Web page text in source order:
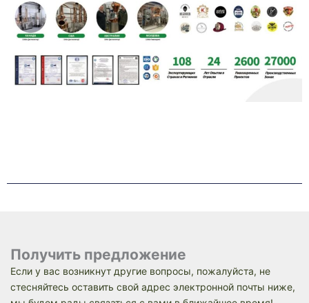
Получить предложение
Если у вас возникнут другие вопросы, пожалуйста, не
стесняйтесь оставить свой адрес электронной почты ниже,